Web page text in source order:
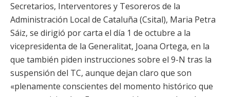
Secretarios, Interventores y Tesoreros de la
Administración Local de Cataluña (Csital), Maria Petra
Sáiz, se dirigió por carta el día 1 de octubre a la
vicepresidenta de la Generalitat, Joana Ortega, en la
que también piden instrucciones sobre el 9-N tras la
suspensión del TC, aunque dejan claro que son
«plenamente conscientes del momento histórico que